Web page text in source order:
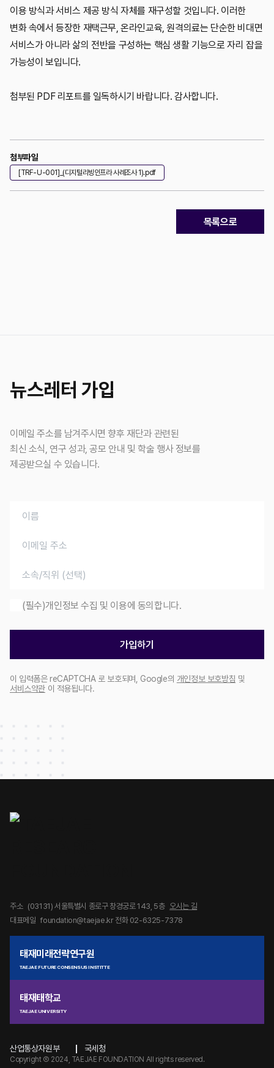
이용 방식과 서비스 제공 방식 자체를 재구성할 것입니다. 이러한
변화 속에서 등장한 재택근무, 온라인교육, 원격의료는 단순한 비대면
서비스가 아니라 삶의 전반을 구성하는 핵심 생활 기능으로 자리 잡을
가능성이 보입니다.
첨부된 PDF 리포트를 일독하시기 바랍니다. 감사합니다.
첨부파일
[TRF-U-001]_(디지털리빙인프라 사례조사 1).pdf
목록으로
뉴스레터 가입
이메일 주소를 남겨주시면 향후 재단과 관련된
최신 소식, 연구 성과, 공모 안내 및 학술 행사 정보를
제공받으실 수 있습니다.
(필수)개인정보 수집 및 이용에 동의합니다.
가입하기
이 입력폼은 reCAPTCHA 로 보호되며, Google의 개인정보 보호방침 및
서비스약관 이 적용됩니다.
주소 (03131) 서울특별시 종로구 창경궁로 143, 5층 오시는 길
대표메일 foundation@taejae.kr 전화 02-6325-7378
태재미래전략연구원
TAEJAE FUTURE CONSENSUS INSTITTE
태재태학교
TAEJAE UNIVERSITY
산업통상자원부 국세청
Copyright Ⓒ 2024, TAEJAE FOUNDATION All rights reserved.